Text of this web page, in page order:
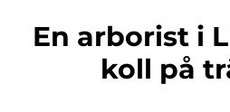
En arborist i Lund håller
koll på